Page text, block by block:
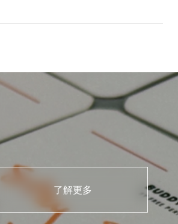
了解更多